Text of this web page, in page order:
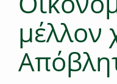
μέλλον